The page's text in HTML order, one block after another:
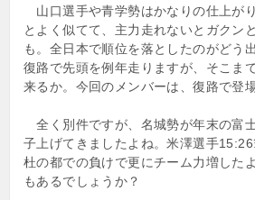
山口選手や青学勢はかなりの仕上が
とよく似てて、主力走れないとガクン
も。全日本で順位を落としたのがどう
復路で先頭を例年走りますが、そこま
来るか。今回のメンバーは、復路で登
全く別件ですが、名城勢が年末の富
子上げてきましたよね。米澤選手15:26
杜の都での負けで更にチーム力増した
もあるでしょうか？